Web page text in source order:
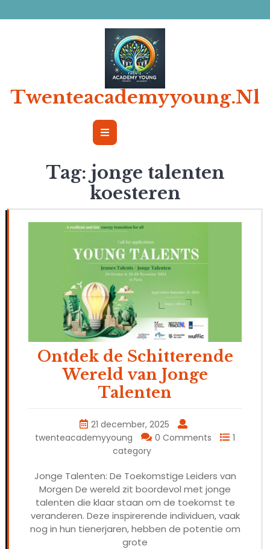
naar
Twenteacademyyoung.nl
Open
Tag: jonge talenten
koesteren
Ontdek de Schitterende
Wereld van Jonge
Talenten
21 december, 2025
twenteacademyyoung
0 Comments
1
category
Jonge Talenten: De Toekomstige Leiders van
Morgen De wereld zit boordevol met jonge
talenten die klaar staan om de toekomst te
veranderen. Deze inspirerende individuen, vaak
nog in hun tienerjaren, hebben de potentie om
grote